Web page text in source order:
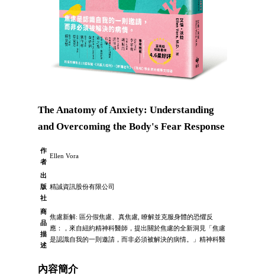
The Anatomy of Anxiety: Understanding
and Overcoming the Body's Fear Response
作
者
Ellen Vora
出
版
社
精誠資訊股份有限公司
商
品
描
述
焦慮新解: 區分假焦慮、真焦慮, 瞭解並克服身體的恐懼反
應：，來自紐約精神科醫師，提出關於焦慮的全新洞見「焦慮
是認識自我的一則邀請，而非必須被解決的病情。」精神科醫
內容簡介